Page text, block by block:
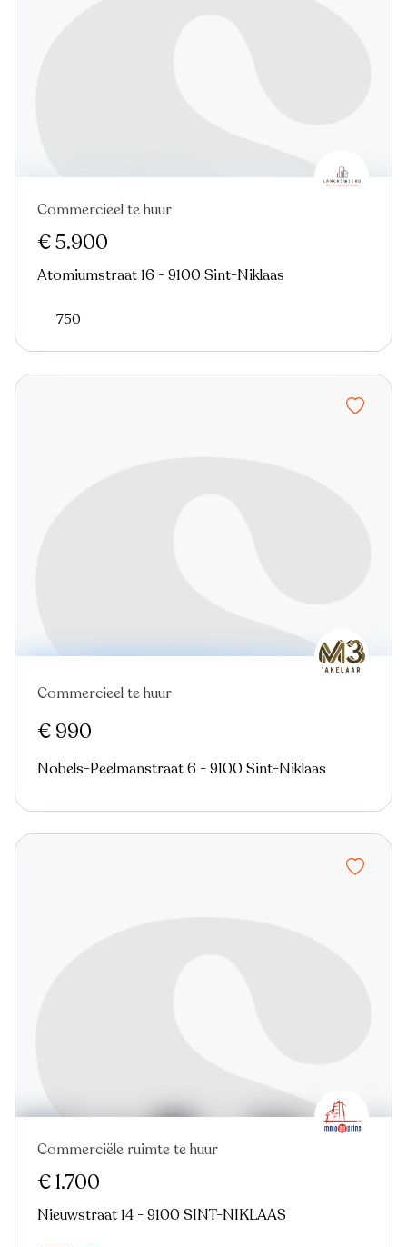
Nieuw
Commercieel te huur
€ 5.900
Atomiumstraat 16 - 9100 Sint-Niklaas
750
Nieuw
Commercieel te huur
€ 990
Nobels-Peelmanstraat 6 - 9100 Sint-Niklaas
Nieuw
Commerciële ruimte te huur
€ 1.700
Nieuwstraat 14 - 9100 SINT-NIKLAAS